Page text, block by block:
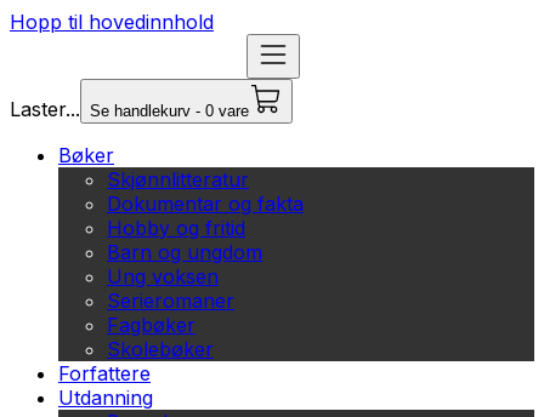
Hopp til hovedinnhold
Laster... Se handlekurv - 0 vare
Bøker
Skjønnlitteratur
Dokumentar og fakta
Hobby og fritid
Barn og ungdom
Ung voksen
Serieromaner
Fagbøker
Skolebøker
Forfattere
Utdanning